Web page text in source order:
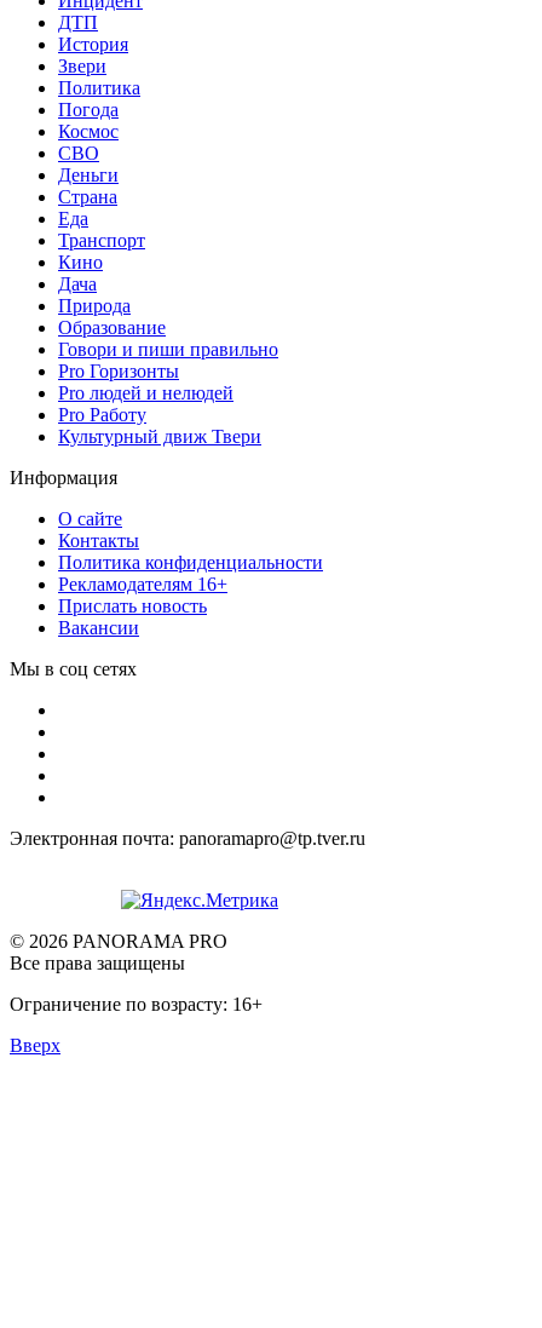
ДТП
История
Звери
Политика
Погода
Космос
СВО
Деньги
Страна
Еда
Транспорт
Кино
Дача
Природа
Образование
Говори и пиши правильно
Pro Горизонты
Pro людей и нелюдей
Pro Работу
Культурный движ Твери
Информация
О сайте
Контакты
Политика конфиденциальности
Рекламодателям 16+
Прислать новость
Вакансии
Мы в соц сетях
Электронная почта: panoramapro@tp.tver.ru
© 2026 PANORAMA PRO
Все права защищены
Ограничение по возрасту: 16+
Вверх